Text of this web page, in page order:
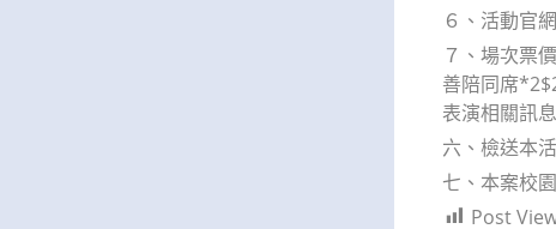
６、活動官
７、場次票
善陪同席
表演相關訊
六、檢送本
七、本案校
Post